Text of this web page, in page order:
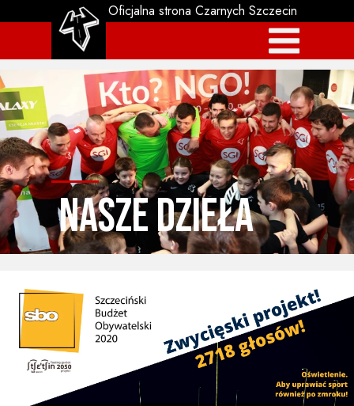
nasze dzieła
Oficjalna strona Czarnych Szczecin